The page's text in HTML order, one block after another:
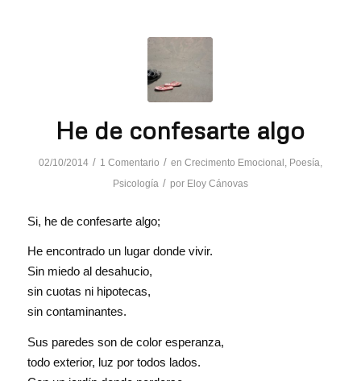
He de confesarte algo
02/10/2014 / 1 Comentario / en Crecimento Emocional , Poesía,
Psicología / por Eloy Cánovas
Si, he de confesarte algo;
He encontrado un lugar donde vivir.
Sin miedo al desahucio,
sin cuotas ni hipotecas,
sin contaminantes.
Sus paredes son de color esperanza,
todo exterior, luz por todos lados.